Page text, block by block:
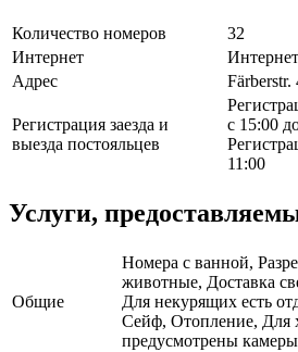
Количество номеров
32
Интернет
Адрес
Färberstr.
Регистрация заезда и
выезда постояльцев
с 15:00
11:00
Услуги,
Общие
Номера с ванной,
животные, Доставка
Для некурящих есть
Сейф, Отопление, Для
предусмотрены камеры